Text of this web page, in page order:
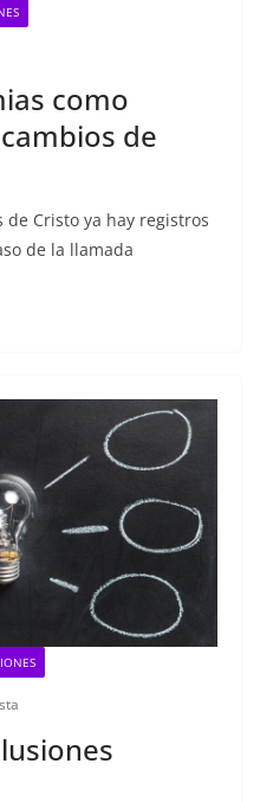
como
de
de Cristo ya hay registros
de la llamada